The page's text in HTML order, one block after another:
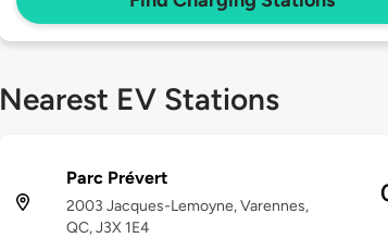
Nearest EV Stations
Parc Prévert
2003 Jacques-Lemoyne, Varennes,
QC, J3X 1E4